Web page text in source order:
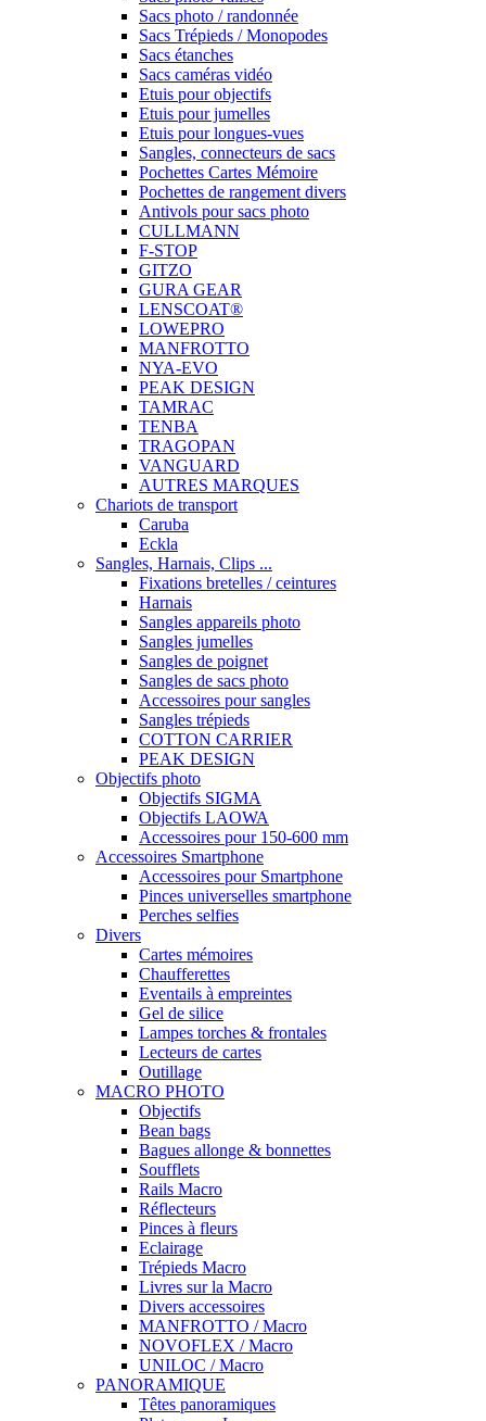
Sacs photo / randonnée
Sacs Trépieds / Monopodes
Sacs étanches
Sacs caméras vidéo
Etuis pour objectifs
Etuis pour jumelles
Etuis pour longues-vues
Sangles, connecteurs de sacs
Pochettes Cartes Mémoire
Pochettes de rangement divers
Antivols pour sacs photo
CULLMANN
F-STOP
GITZO
GURA GEAR
LENSCOAT®
LOWEPRO
MANFROTTO
NYA-EVO
PEAK DESIGN
TAMRAC
TENBA
TRAGOPAN
VANGUARD
AUTRES MARQUES
Chariots de transport
Caruba
Eckla
Sangles, Harnais, Clips ...
Fixations bretelles / ceintures
Harnais
Sangles appareils photo
Sangles jumelles
Sangles de poignet
Sangles de sacs photo
Accessoires pour sangles
Sangles trépieds
COTTON CARRIER
PEAK DESIGN
Objectifs photo
Objectifs SIGMA
Objectifs LAOWA
Accessoires pour 150-600 mm
Accessoires Smartphone
Accessoires pour Smartphone
Pinces universelles smartphone
Perches selfies
Divers
Cartes mémoires
Chaufferettes
Eventails à empreintes
Gel de silice
Lampes torches & frontales
Lecteurs de cartes
Outillage
MACRO PHOTO
Objectifs
Bean bags
Bagues allonge & bonnettes
Soufflets
Rails Macro
Réflecteurs
Pinces à fleurs
Eclairage
Trépieds Macro
Livres sur la Macro
Divers accessoires
MANFROTTO / Macro
NOVOFLEX / Macro
UNILOC / Macro
PANORAMIQUE
Têtes panoramiques